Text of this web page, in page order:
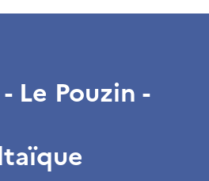
Le Pouzin -